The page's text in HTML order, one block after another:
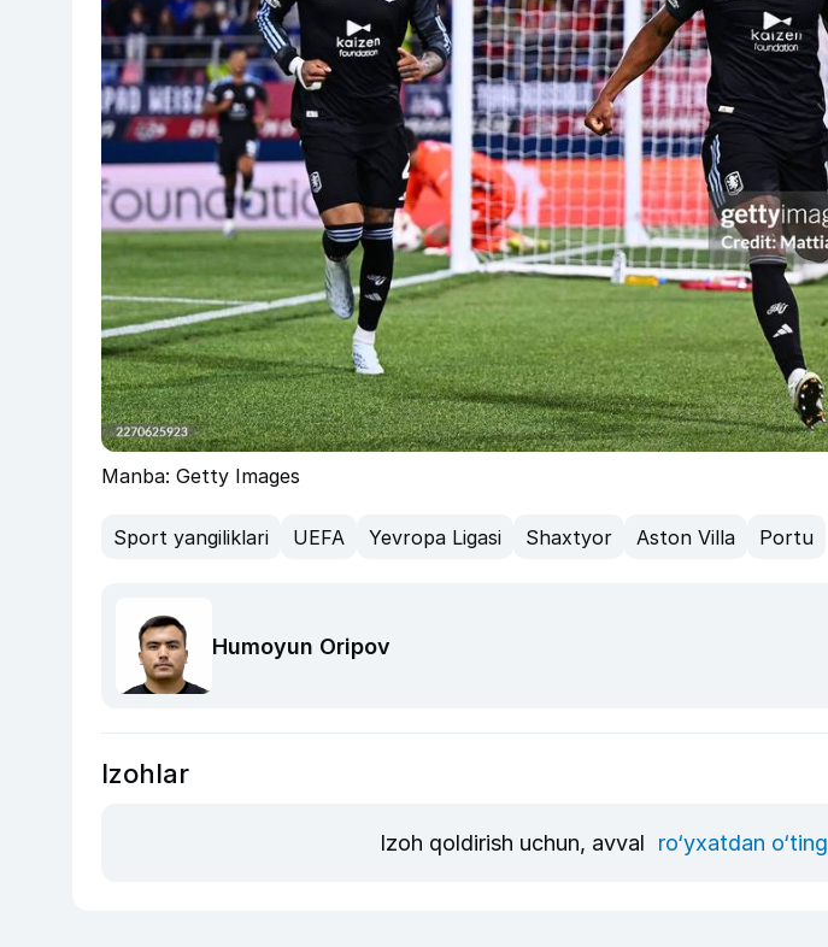
Manba: Getty Images
Sport yangiliklari UEFA Yevropa Ligasi Shaxtyor Aston Villa Portu
Humoyun Oripov
Izohlar
Izoh qoldirish uchun, avval ro‘yxatdan o‘ting